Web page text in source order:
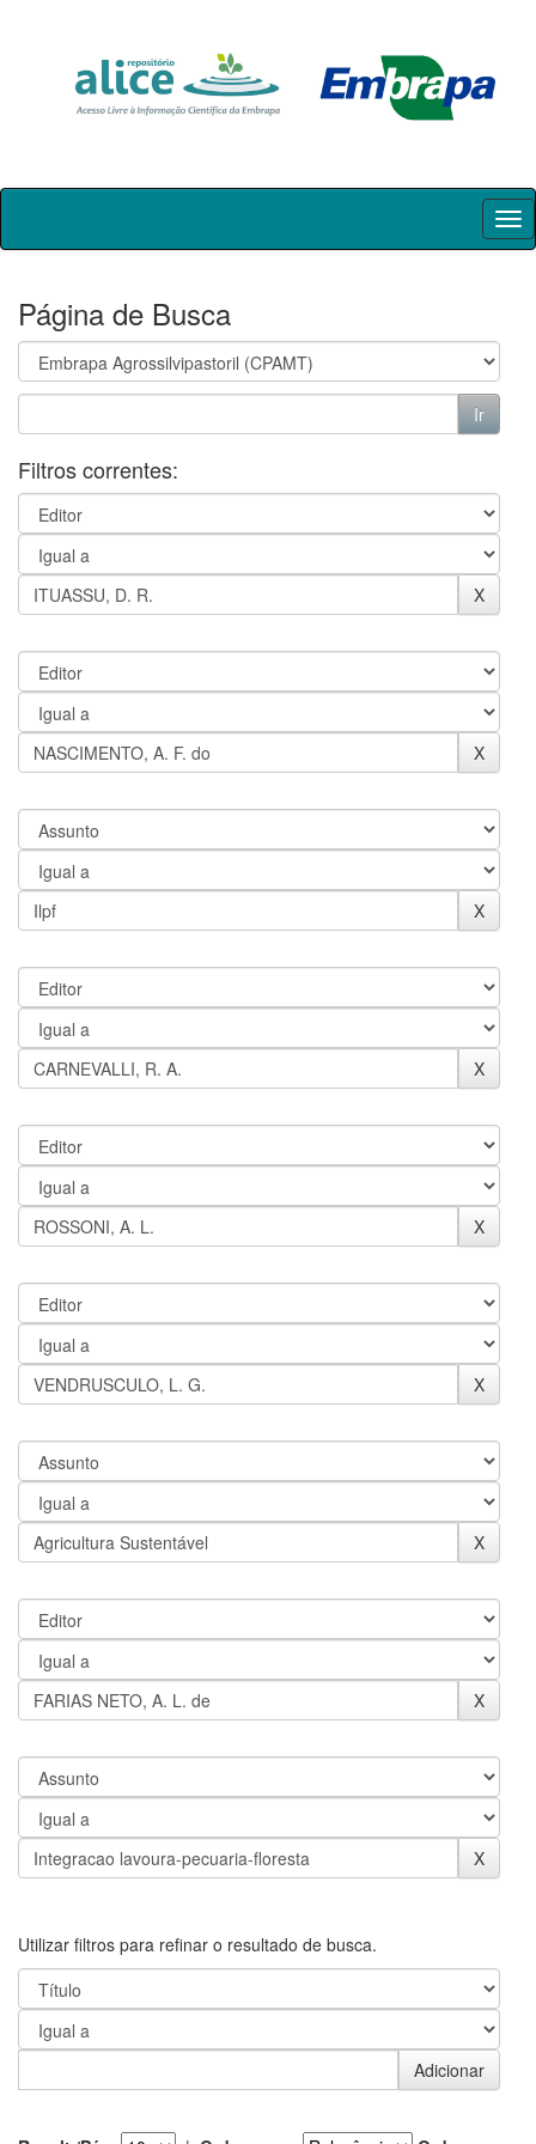
Skip
Página de Busca
Filtros correntes:
Utilizar filtros para refinar o resultado de busca.